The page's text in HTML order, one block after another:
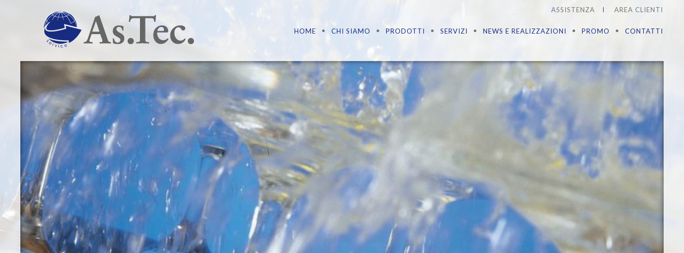
ASSISTENZA AREA CLIENTI
HOME CHI SIAMO PRODOTTI SERVIZI NEWS E REALIZZAZIONI PROMO CONTATTI